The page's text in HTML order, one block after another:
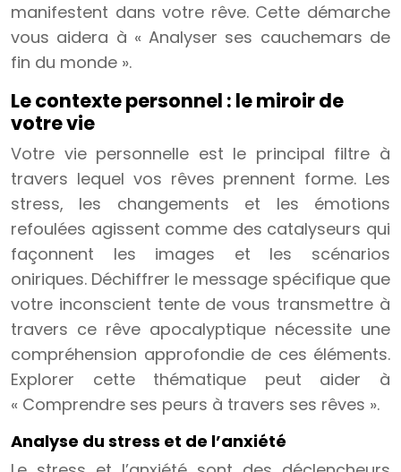
manifestent dans votre rêve. Cette démarche
vous aidera à « Analyser ses cauchemars de
fin du monde ».
Le contexte personnel : le miroir de
votre vie
Votre vie personnelle est le principal filtre à
travers lequel vos rêves prennent forme. Les
stress, les changements et les émotions
refoulées agissent comme des catalyseurs qui
façonnent les images et les scénarios
oniriques. Déchiffrer le message spécifique que
votre inconscient tente de vous transmettre à
travers ce rêve apocalyptique nécessite une
compréhension approfondie de ces éléments.
Explorer cette thématique peut aider à
« Comprendre ses peurs à travers ses rêves ».
Analyse du stress et de l’anxiété